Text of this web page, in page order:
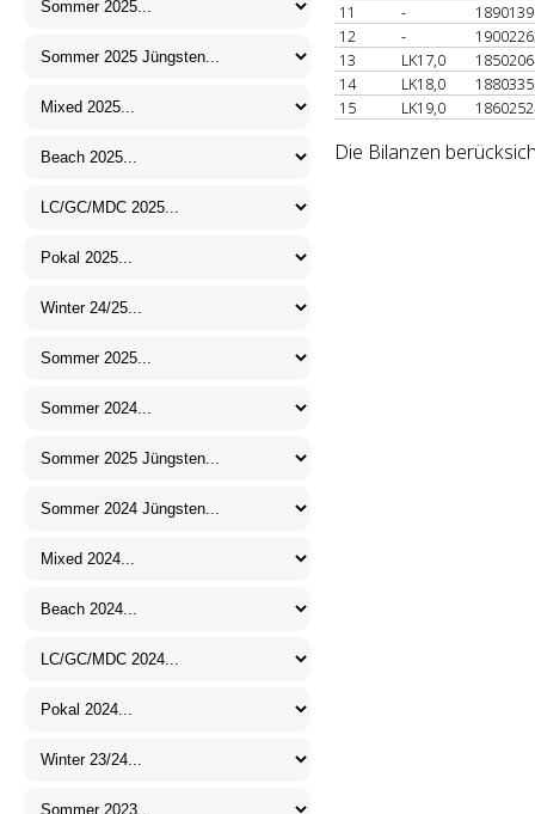
11
-
12
-
13
LK17,0
14
LK18,0
15
LK19,0
Die Bilanzen